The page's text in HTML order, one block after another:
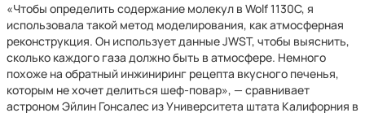
«Чтобы определить содержание молекул в Wolf 1130C, я
использовала такой метод моделирования, как атмосферная
реконструкция. Он использует данные JWST, чтобы выяснить,
сколько каждого газа должно быть в атмосфере. Немного
похоже на обратный инжиниринг рецепта вкусного печенья,
которым не хочет делиться шеф-повар», — сравнивает
астроном Эйлин Гонсалес из Университета штата Калифорния в